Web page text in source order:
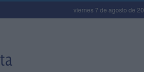
viernes 7 de agosto de